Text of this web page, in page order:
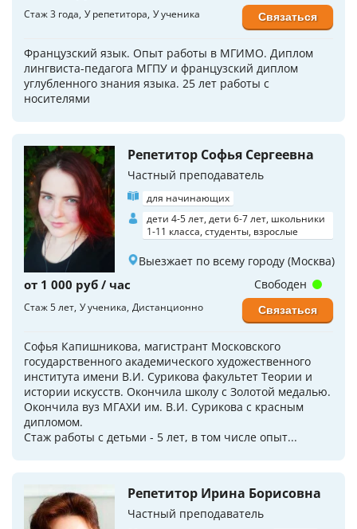
Стаж 3 года У репетитора У ученика
Французский язык. Опыт работы в МГИМО. Диплом
лингвиста-педагога МГПУ и французский диплом
углубленного знания языка. 25 лет работы с
носителями
Связаться
Репетитор Софья Сергеевна
Частный преподаватель
для начинающих
дети 4-5 лет, дети 6-7 лет, школьники
1-11 класса, студенты, взрослые
Выезжает по всему городу (Москва)
от 1 000 руб / час
Стаж 5 лет У ученика Дистанционно
Софья Капишникова, магистрант Московского
государственного академического художественного
института имени В.И. Сурикова факультет Теории и
истории искусств. Окончила школу с Золотой медалью.
Окончила вуз МГАХИ им. В.И. Сурикова с красным
дипломом.
Стаж работы с детьми - 5 лет, в том числе опыт...
Свободен
Связаться
Репетитор Ирина Борисовна
Частный преподаватель